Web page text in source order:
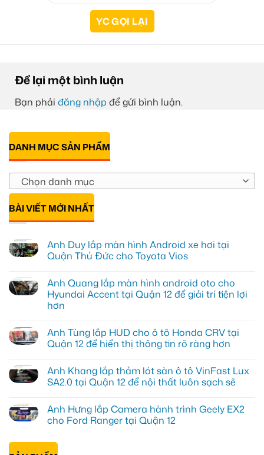
Để lại một bình luận
Bạn phải đăng nhập để gửi bình luận.
DANH MỤC SẢN PHẨM
Chọn danh mục
BÀI VIẾT MỚI NHẤT
Anh Duy lắp màn hình Android xe hơi tại
Quận Thủ Đức cho Toyota Vios
bình
luận
ở
Anh
màn
hình
Android
tại
Quận
Thủ
Toyota
Vios
Anh Quang lắp màn hình android oto cho
Hyundai Accent tại Quận 12 để giải trí tiện lợi
hơn
bình
luận
ở
lắp
màn
hình
cho
Hyundai
Accent
Anh Tùng lắp HUD cho ô tô Honda CRV tại
Quận 12 để hiển thị thông tin rõ ràng hơn
bình
luận
ở
lắp
HUD
cho
Honda
Anh Khang lắp thảm lót sàn ô tô VinFast Lux
SA2.0 tại Quận 12 để nội thất luôn sạch sẽ
bình
luận
ở
Anh Hưng lắp Camera hành trình Geely EX2
cho Ford Ranger tại Quận 12
có